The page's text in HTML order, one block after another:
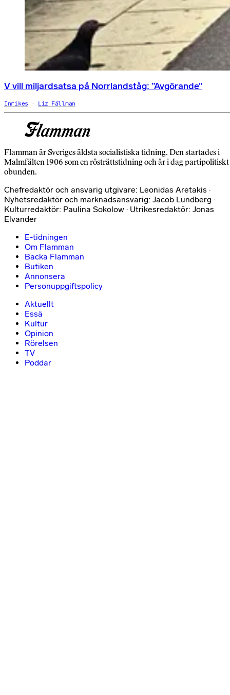
V vill miljardsatsa på Norrlandståg: ”Avgörande”
Inrikes Liz Fällman
Flamman är Sveriges äldsta socialistiska tidning. Den startades i
Malmfälten 1906 som en rösträttstidning och är i dag partipolitiskt
obunden.
Chefredaktör och ansvarig utgivare: Leonidas Aretakis ·
Nyhetsredaktör och marknadsansvarig: Jacob Lundberg ·
Kulturredaktör: Paulina Sokolow · Utrikesredaktör: Jonas
Elvander
E-tidningen
Om Flamman
Backa Flamman
Butiken
Annonsera
Personuppgiftspolicy
Aktuellt
Essä
Kultur
Opinion
Rörelsen
TV
Poddar